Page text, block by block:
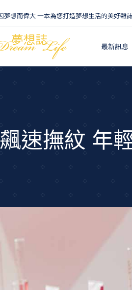
夢想而偉大 一本為您打造夢想生活的美好雜
最新訊息
飆速撫紋 年